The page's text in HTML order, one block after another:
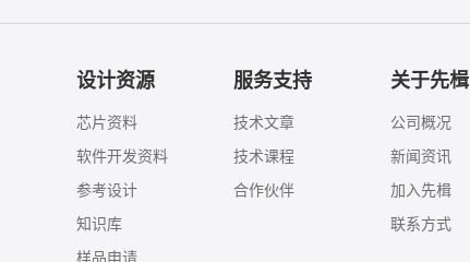
设计资源
芯片资料
软件开发资料
参考设计
知识库
样品申请
服务支持
技术文章
技术课程
合作伙伴
关于先楫
公司概况
新闻资讯
加入先楫
联系方式